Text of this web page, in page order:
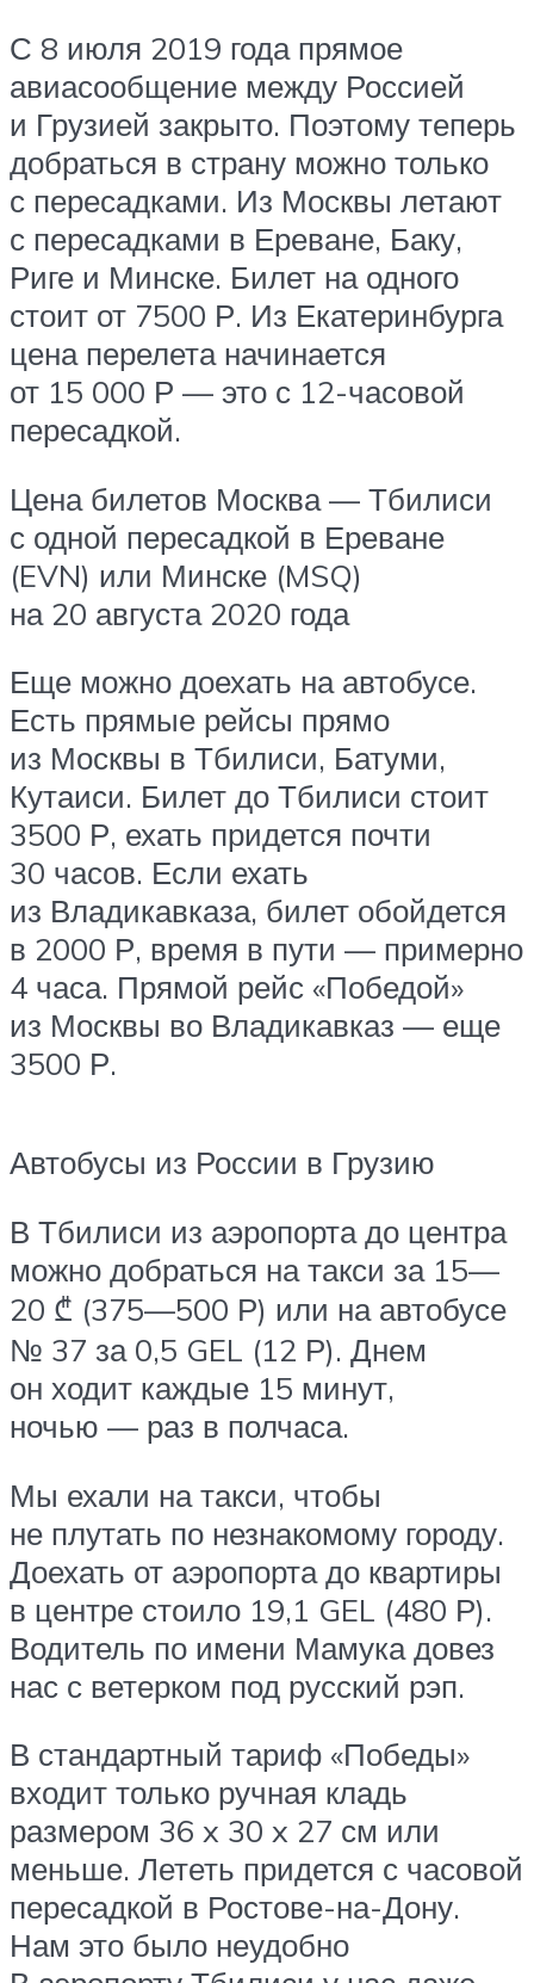
С 8 июля 2019 года прямое
авиасообщение между Россией
и Грузией закрыто. Поэтому теперь
добраться в страну можно только
с пересадками. Из Москвы летают
с пересадками в Ереване, Баку,
Риге и Минске. Билет на одного
стоит от 7500 Р. Из Екатеринбурга
цена перелета начинается
от 15 000 Р — это с 12-часовой
пересадкой.
Цена билетов Москва — Тбилиси
с одной пересадкой в Ереване
(EVN) или Минске (MSQ)
на 20 августа 2020 года
Еще можно доехать на автобусе.
Есть прямые рейсы прямо
из Москвы в Тбилиси, Батуми,
Кутаиси. Билет до Тбилиси стоит
3500 Р, ехать придется почти
30 часов. Если ехать
из Владикавказа, билет обойдется
в 2000 Р, время в пути — примерно
4 часа. Прямой рейс «Победой»
из Москвы во Владикавказ — еще
3500 Р.
Автобусы из России в Грузию
В Тбилиси из аэропорта до центра
можно добраться на такси за 15—
20 ₾ (375—500 Р) или на автобусе
№ 37 за 0,5 GEL⁣ (12 Р). Днем
он ходит каждые 15 минут,
ночью — раз в полчаса.
Мы ехали на такси, чтобы
не плутать по незнакомому городу.
Доехать от аэропорта до квартиры
в центре стоило 19,1 GEL⁣ (480 Р).
Водитель по имени Мамука довез
нас с ветерком под русский рэп.
В стандартный тариф «Победы»
входит только ручная кладь
размером 36 x 30 x 27 см или
меньше. Лететь придется с часовой
пересадкой в Ростове-на-Дону.
Нам это было неудобно